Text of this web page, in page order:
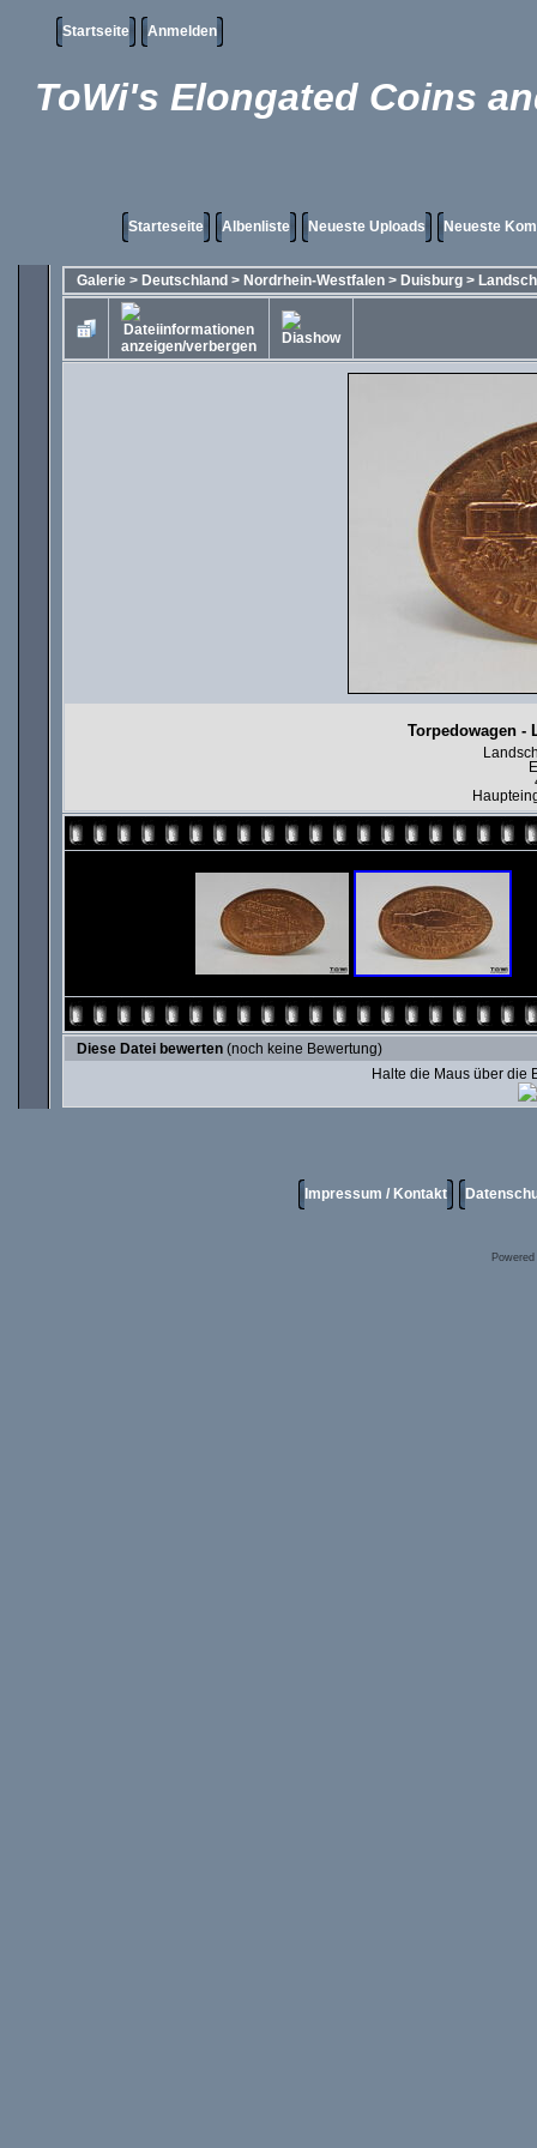
Startseite Anmelden
ToWi's Elongated Coins
Starteseite Albenliste Neueste Uploads Neueste
Galerie > Deutschland > Nordrhein-Westfalen > Duisburg >
Torpedowagen -
Diese Datei bewerten (noch keine Bewertung)
Halte die Maus über die
Impressum / Kontakt